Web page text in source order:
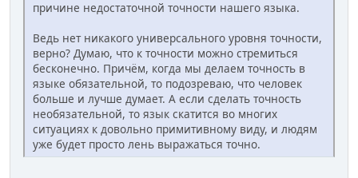
причине недостаточной точности нашего языка.
Ведь нет никакого универсального уровня точности,
верно? Думаю, что к точности можно стремиться
бесконечно. Причём, когда мы делаем точность в
языке обязательной, то подозреваю, что человек
больше и лучше думает. А если сделать точность
необязательной, то язык скатится во многих
ситуациях к довольно примитивному виду, и людям
уже будет просто лень выражаться точно.